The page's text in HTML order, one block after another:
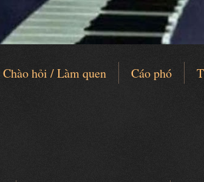
Chào hỏi / Làm quen Cáo phó